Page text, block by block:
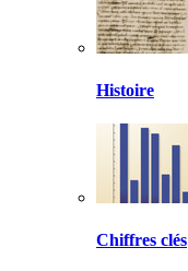
Histoire
Chiffres clés